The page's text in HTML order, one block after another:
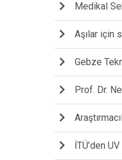
Medikal
Aşılar için
Gebze
Prof. Dr.
İTÜ’den